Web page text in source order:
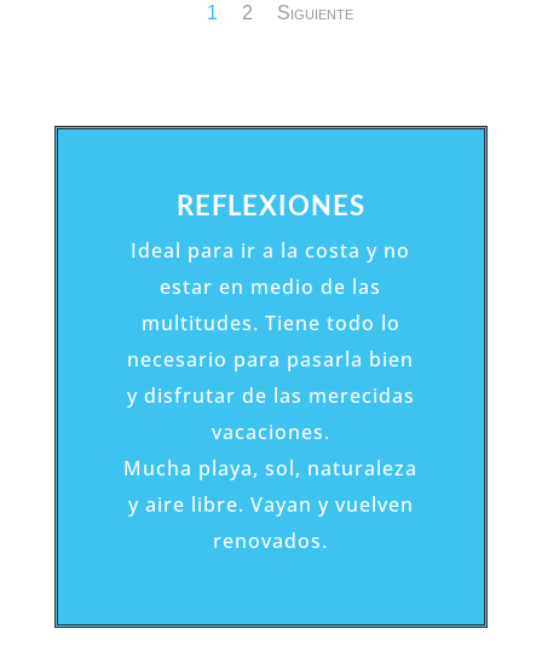
1 2 Siguiente
REFLEXIONES
Ideal para ir a la costa y no
estar en medio de las
multitudes. Tiene todo lo
necesario para pasarla bien
y disfrutar de las merecidas
vacaciones.
Mucha playa, sol, naturaleza
y aire libre. Vayan y vuelven
renovados.